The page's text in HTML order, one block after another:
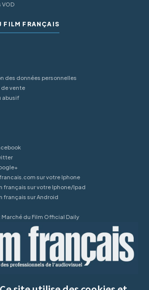
VOD
FILM FRANÇAIS
des données personnelles
vente
abusif
sur votre Iphone
français sur votre Iphone/Ipad
français sur Android
Marché du Film Official Daily